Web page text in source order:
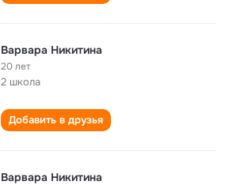
Варвара Никитина
20 лет
2 школа
Добавить в друзья
Варвара Никитина